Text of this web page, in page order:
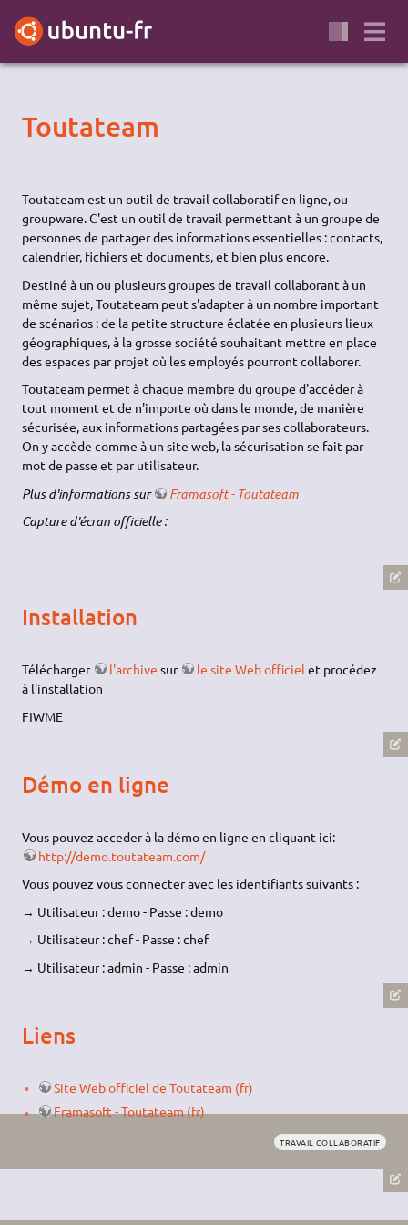
Toutateam
Toutateam est un outil de travail collaboratif en ligne, ou
groupware. C'est un outil de travail permettant à un groupe de
personnes de partager des informations essentielles : contacts,
calendrier, fichiers et documents, et bien plus encore.
Destiné à un ou plusieurs groupes de travail collaborant à un
même sujet, Toutateam peut s'adapter à un nombre important
de scénarios : de la petite structure éclatée en plusieurs lieux
géographiques, à la grosse société souhaitant mettre en place
des espaces par projet où les employés pourront collaborer.
Toutateam permet à chaque membre du groupe d'accéder à
tout moment et de n'importe où dans le monde, de manière
sécurisée, aux informations partagées par ses collaborateurs.
On y accède comme à un site web, la sécurisation se fait par
mot de passe et par utilisateur.
Plus d'informations sur
Framasoft - Toutateam
Capture d'écran officielle :
Installation
Télécharger l'archive sur le site Web officiel et procédez
à l'installation
FIWME
Démo en ligne
Vous pouvez acceder à la démo en ligne en cliquant ici:
http://demo.toutateam.com/
Vous pouvez vous connecter avec les identifiants suivants :
→ Utilisateur : demo - Passe : demo
→ Utilisateur : chef - Passe : chef
→ Utilisateur : admin - Passe : admin
Liens
Site Web officiel de Toutateam (fr)
Framasoft - Toutateam (fr)
TRAVAIL COLLABORATIF